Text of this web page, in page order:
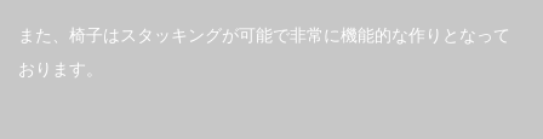
また、椅子はスタッキングが可能で非常に機能的な作りとなって
おります。